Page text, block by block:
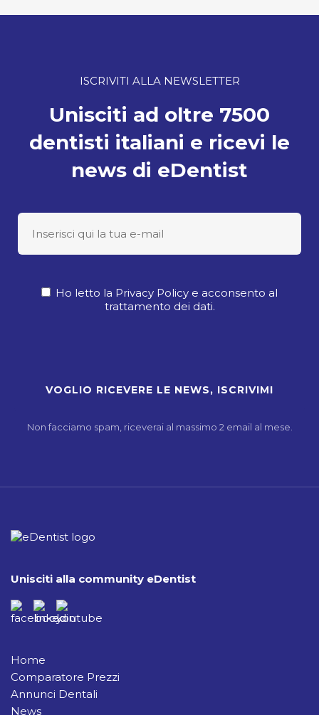
ISCRIVITI ALLA NEWSLETTER
Unisciti ad oltre 7500
dentisti italiani e ricevi le
news di eDentist
Ho letto la Privacy Policy e acconsento al
trattamento dei dati.
Non facciamo spam, riceverai al massimo 2 email al mese.
Unisciti alla community eDentist
Home
Comparatore Prezzi
Annunci Dentali
News